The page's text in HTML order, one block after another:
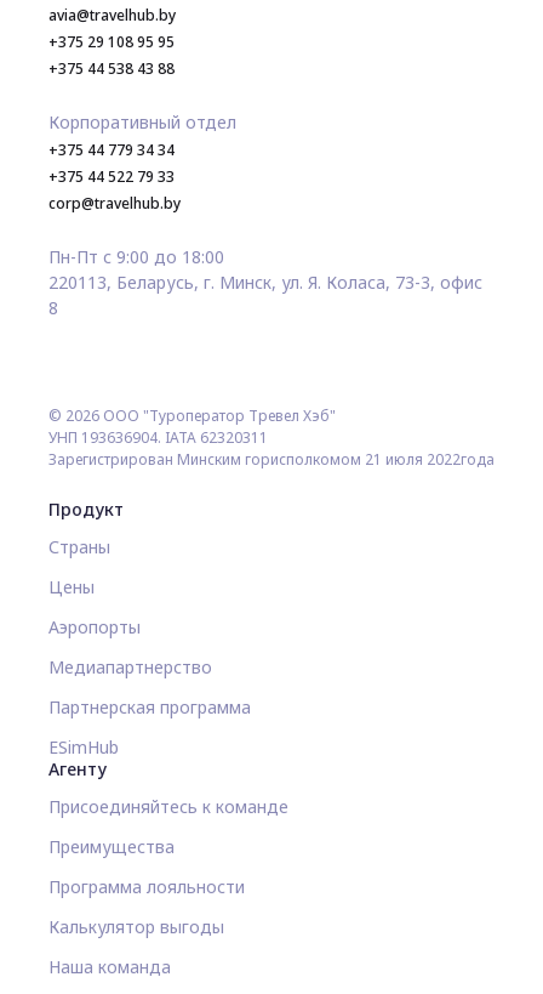
avia@travelhub.by
+375 29 108 95 95
+375 44 538 43 88
Корпоративный отдел
+375 44 779 34 34
+375 44 522 79 33
corp@travelhub.by
Пн-Пт с 9:00 до 18:00
220113, Беларусь, г. Минск, ул. Я. Коласа, 73-3, офис
8
© 2026 ООО "Туроператор Тревел Хэб"
УНП 193636904. IATA 62320311
Зарегистрирован Минским горисполкомом 21 июля 2022года
Продукт
Страны
Цены
Аэропорты
Медиапартнерство
Партнерская программа
ESimHub
Агенту
Присоединяйтесь к команде
Преимущества
Программа лояльности
Калькулятор выгоды
Наша команда